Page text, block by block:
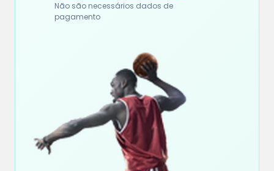
Não são necessários dados de
pagamento